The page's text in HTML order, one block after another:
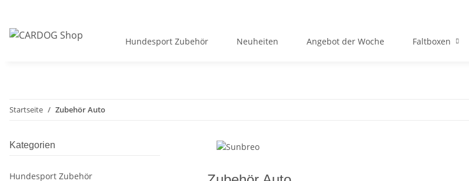
Hundesport Zubehör Neuheiten Angebot der Woche Faltboxen
Startseite Zubehör Auto
Kategorien
Hundesport Zubehör